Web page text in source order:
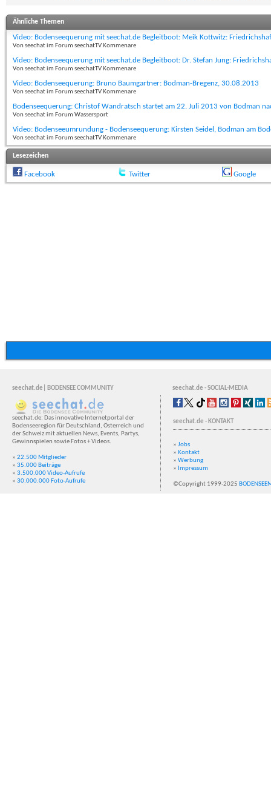
Ähnliche Themen
Video: Bodenseequerung mit seechat.de Begleitboot: Meik Kottwitz:
Von seechat im Forum seechatTV Kommenare
Video: Bodenseequerung mit seechat.de Begleitboot: Dr. Stefan Jung:
Von seechat im Forum seechatTV Kommenare
Video: Bodenseequerung: Bruno Baumgartner: Bodman-Bregenz, 30.08.2013
Von seechat im Forum seechatTV Kommenare
Bodenseequerung: Christof Wandratsch startet am 22. Juli 2013 von Bodman
Von seechat im Forum Wassersport
Video: Bodenseeumrundung - Bodenseequerung: Kirsten Seidel, Bodman am
Von seechat im Forum seechatTV Kommenare
Lesezeichen
Facebook Twitter Google
seechat.de| BODENSEE COMMUNITY seechat.de - SOCIAL-MEDIA
seechat.de: Das innovative Internetportal der
Bodenseeregion für Deutschland, Österreich und
der Schweiz mit aktuellen News, Events, Partys,
Gewinnspielen sowie Fotos + Videos.
» 22.500 Mitglieder
» 35.000 Beiträge
» 3.500.000 Video-Aufrufe
» 30.000.000 Foto-Aufrufe
seechat.de - KONTAKT
» Jobs
» Kontakt
» Werbung
» Impressum
©Copyright 1999-2025